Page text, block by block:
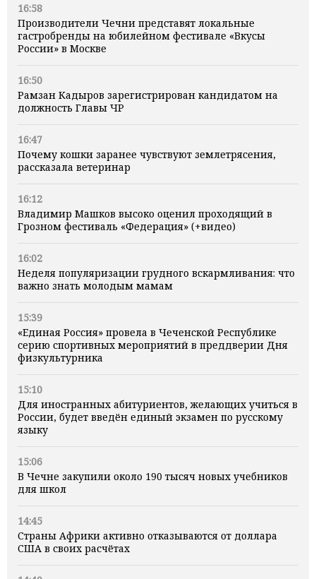
16:58
Производители Чечни представят локальные
гастробренды на юбилейном фестивале «Вкусы
России» в Москве
16:50
Рамзан Кадыров зарегистрирован кандидатом на
должность Главы ЧР
16:47
Почему кошки заранее чувствуют землетрясения,
рассказала ветеринар
16:12
Владимир Машков высоко оценил проходящий в
Грозном фестиваль «Федерация» (+видео)
16:02
Неделя популяризации грудного вскармливания: что
важно знать молодым мамам
15:39
«Единая Россия» провела в Чеченской Республике
серию спортивных мероприятий в преддверии Дня
физкультурника
15:10
Для иностранных абитуриентов, желающих учиться в
России, будет введён единый экзамен по русскому
языку
15:06
В Чечне закупили около 190 тысяч новых учебников
для школ
14:45
Страны Африки активно отказываются от доллара
США в своих расчётах